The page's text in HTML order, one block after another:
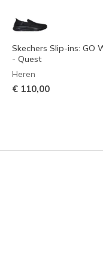
Skechers Slip-ins: GO
- Quest
Heren
€ 110,00